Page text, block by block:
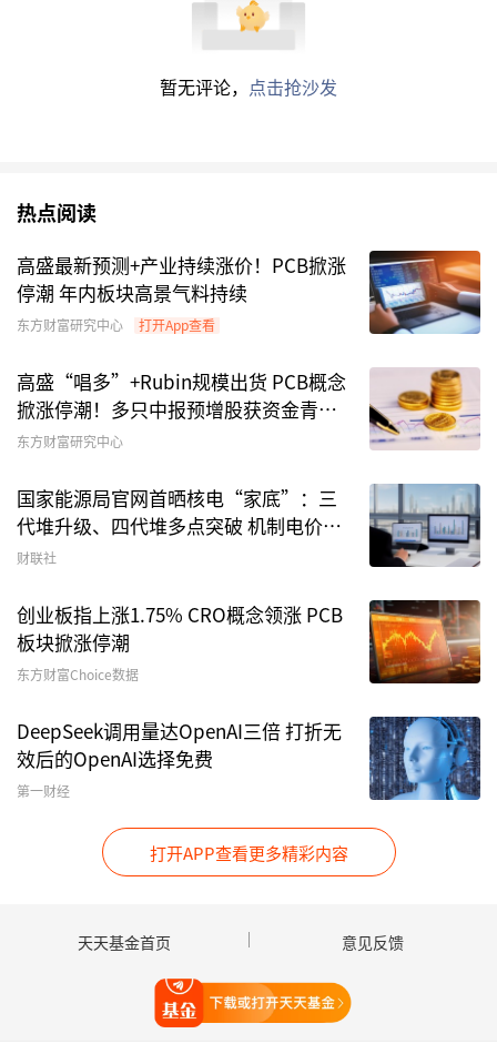
责任等方面作出系统性规范。
近年来，私募市场整体呈现持续扩张态势。据中基
高。从备案节奏看，3月新备案私募基金2368只，
新备案规模1192.99亿元，连续2个月单月破千亿
大关。
随着行业体量的快速扩张，相关监管力度同步走深
走实。在信息报送方面，监管规定也在不断细化，
例如自2024年起全面推行的私募基金CRS数据报
送、季度及年度更新的财务监测报告等标准化模
板，显著提升了行业数据的规范性和透明度。
送行为的打击力度。日前，中基协披露了6份面向
私募管理人开出的纪律处分决定书，其中有3家涉
其中，浙江壹诺因向协会报送的信息存在虚假记
载、未按规定履行信息报告义务两项违规行为，被
暂无评论， 点击抢沙发
热点阅读
高盛最新预测+产业持续涨价！PCB掀涨
停潮 年内板块高景气料持续
东方财富研究中心 打开App查看
高盛“唱多”+Rubin规模出货 PCB概念
掀涨停潮！多只中报预增股获资金青睐
(名单)
东方财富研究中心
国家能源局官网首晒核电“家底”：三
代堆升级、四代堆多点突破 机制电价启
幕
财联社
创业板指上涨1.75% CRO概念领涨 PCB
板块掀涨停潮
东方财富Choice数据
DeepSeek调用量达OpenAI三倍 打折无
效后的OpenAI选择免费
第一财经
打开APP查看更多精彩内容
天天基金首页 意见反馈
打开天天基金